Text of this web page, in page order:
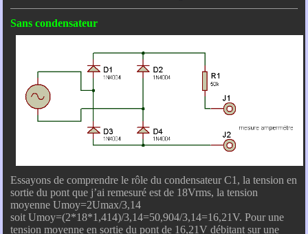
Sans condensateur
Essayons de comprendre le rôle du condensateur C1, la tension en
sortie du pont que j’ai remesuré est de 18Vrms, la tension
moyenne Umoy=2Umax/3,14
soit Umoy=(2*18*1,414)/3,14=50,904/3,14=16,21V. Pour une
tension moyenne en sortie du pont de 16,21V débitant sur une